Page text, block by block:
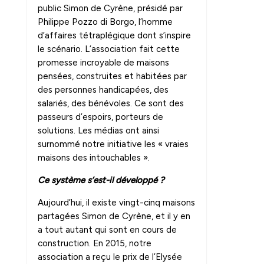
public Simon de Cyrène, présidé par
Philippe Pozzo di Borgo, l’homme
d’affaires tétraplégique dont s’inspire
le scénario. L’association fait cette
promesse incroyable de maisons
pensées, construites et habitées par
des personnes handicapées, des
salariés, des bénévoles. Ce sont des
passeurs d’espoirs, porteurs de
solutions. Les médias ont ainsi
surnommé notre initiative les « vraies
maisons des intouchables ».
Ce système s’est-il développé ?
Aujourd’hui, il existe vingt-cinq maisons
partagées Simon de Cyrène, et il y en
a tout autant qui sont en cours de
construction. En 2015, notre
association a reçu le prix de l’Elysée